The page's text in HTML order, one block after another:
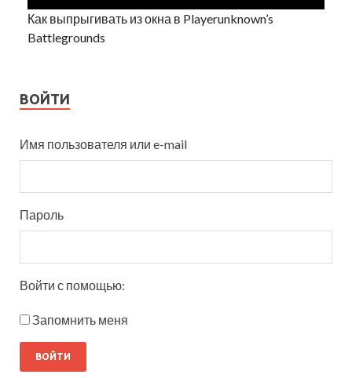
Как выпрыгивать из окна в Playerunknown’s
Battlegrounds
ВОЙТИ
Имя пользователя или e-mail
Пароль
Войти с помощью:
Запомнить меня